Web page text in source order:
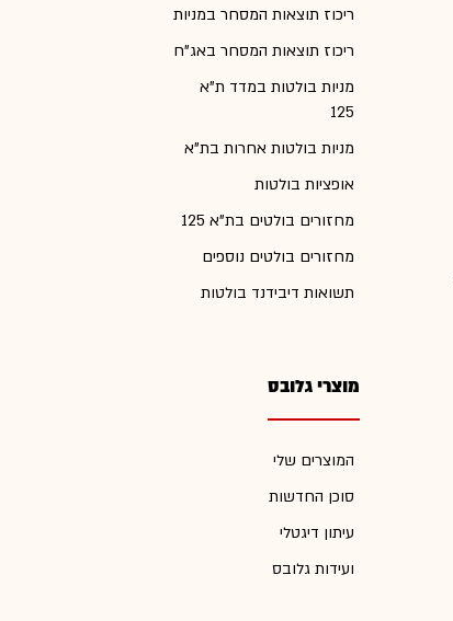
ריכוז תוצאות המסחר במניות
ריכוז תוצאות המסחר באג"ח
מניות בולטות במדד ת"א
125
מניות בולטות אחרות בת"א
אופציות בולטות
מחזורים בולטים בת"א 125
מחזורים בולטים נוספים
תשואות דיבידנד בולטות
מוצרי גלובס
המוצרים שלי
סוכן החדשות
עיתון דיגטלי
ועידות גלובס